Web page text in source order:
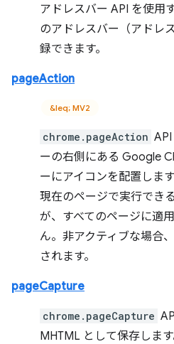
アドレスバー API を使用
のアドレスバー（アドレ
録できます。
pageAction
&leq; MV2
chrome.pageAction
ーの右側にある Google
ーにアイコンを配置しま
現在のページで実行でき
が、すべてのページに適
ん。非アクティブな場合
されます。
pageCapture
chrome.pageCapture
MHTML として保存します